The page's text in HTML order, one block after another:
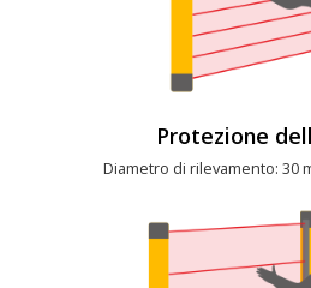
Protezione
Diametro di rilevamento: 30